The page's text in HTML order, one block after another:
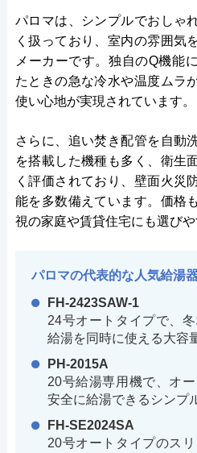
パロマは、シンプルでおしゃ
く扱っており、室内の雰囲気
メーカーです。独自のQ機能
たときの急な冷水や温度ムラ
使い心地が実現されています。
さらに、追い焚き配管を自動
を搭載した機種も多く、衛生
く評価されており、壁面火災
能を多数備えています。価格
視の家庭や賃貸住宅にも選びや
パロマの代表的な人気給湯
FH-2423SAW-1
24号オートタイプで、
給湯を同時に使える大容
PH-2015A
20号給湯専用機で、オ
安全に給湯できるシンプ
FH-SE2024SA
20号オートタイプのス